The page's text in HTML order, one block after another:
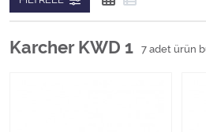
Zemin Silme Makine Parçaları
Karcher KWD 1 7 adet ürün